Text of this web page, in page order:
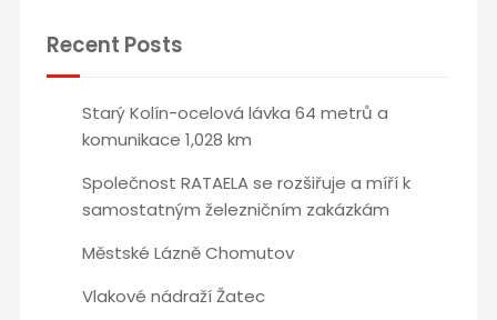
Recent Posts
Starý Kolín-ocelová lávka 64 metrů a
komunikace 1,028 km
Společnost RATAELA se rozšiřuje a míří k
samostatným železničním zakázkám
Městské Lázně Chomutov
Vlakové nádraží Žatec